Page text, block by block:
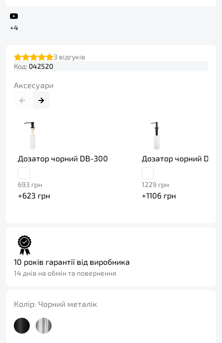
+4
3 відгуків
Код: 042520
Аксесуари
Дозатор чорний DB-300
693 грн
+623 грн
Дозатор чорний
1229 грн
+1106 грн
10 років гарантії від виробника
14 днів на обмін та повернення
Колір: Чорний металік